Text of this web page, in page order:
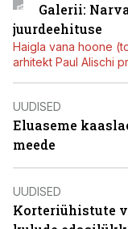
Galerii:
juurdeehituse
Haigla vana hoone
arhitekt Paul Alischi
UUDISED
Eluaseme
meede
UUDISED
Korteriühistute